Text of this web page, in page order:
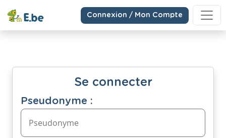
Connexion / Mon Compte
Se connecter
Pseudonyme :